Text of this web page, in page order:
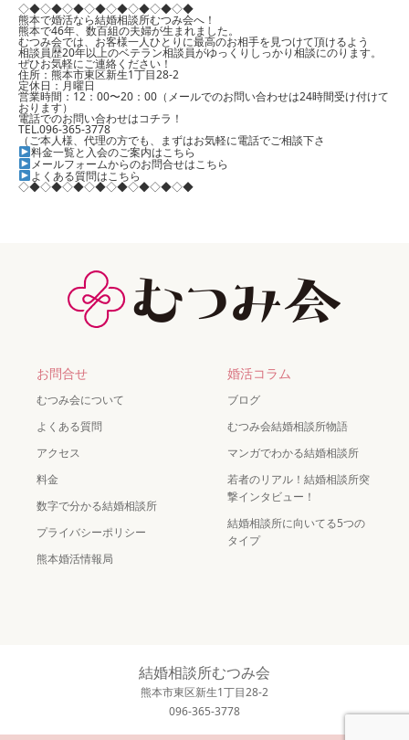
◇◆◇◆◇◆◇◆◇◆◇◆◇◆◇◆
熊本で婚活なら結婚相談所むつみ会へ！
熊本で46年、数百組の夫婦が生まれました。
むつみ会では、お客様一人ひとりに最高のお相手を見つけて頂けるよう
相談員歴20年以上のベテラン相談員がゆっくりしっかり相談にのります。
ぜひお気軽にご連絡ください！
住所：熊本市東区新生1丁目28-2
定休日：月曜日
営業時間：12：00〜20：00（メールでのお問い合わせは24時間受け付けて
おります）
電話でのお問い合わせはコチラ！
TEL.096-365-3778
（ご本人様、代理の方でも、まずはお気軽に電話でご相談下さ
料金一覧と入会のご案内はこちら
メールフォームからのお問合せはこちら
よくある質問はこちら
◇◆◇◆◇◆◇◆◇◆◇◆◇◆◇◆
お問合せ
むつみ会について
よくある質問
アクセス
料金
数字で分かる結婚相談所
プライバシーポリシー
熊本婚活情報局
婚活コラム
ブログ
むつみ会結婚相談所物語
マンガでわかる結婚相談所
若者のリアル！結婚相談所突
撃インタビュー！
結婚相談所に向いてる5つの
タイプ
結婚相談所むつみ会
熊本市東区新生1丁目28-2
096-365-3778